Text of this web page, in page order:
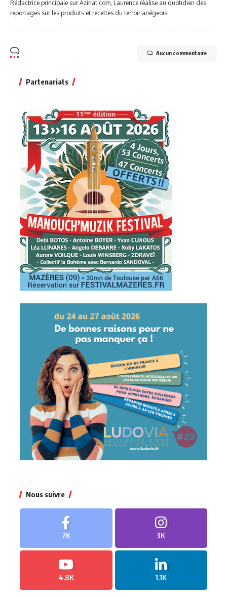
Rédactrice principale sur Azinat.com, Laurence réalise au quotidien des
reportages sur les produits et recettes du terroir ariégeois.
Aucun commentaire
Partenariats
Nous suivre
7K 3K
4.8K 1.1K